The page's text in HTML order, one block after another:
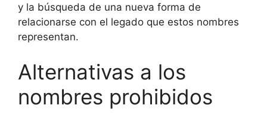
y la búsqueda de una nueva forma de
relacionarse con el legado que estos nombres
representan.
Alternativas a los
nombres prohibidos